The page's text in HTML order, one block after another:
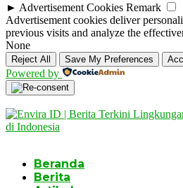
► Advertisement Cookies Remark
Advertisement cookies deliver
previous visits and analyze the
None
Reject All Save My Preferences
Powered by
Beranda
Berita